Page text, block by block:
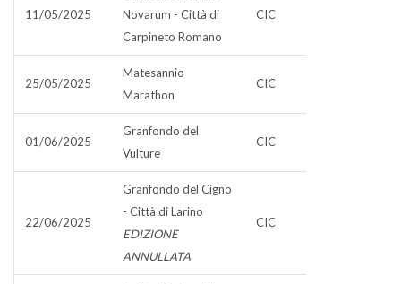
11/05/2025
Novarum - Città di
Carpineto Romano
CIC
25/05/2025
Matesannio
Marathon
CIC
01/06/2025
Granfondo del
Vulture
CIC
22/06/2025
Granfondo del Cigno
- Città di Larino
EDIZIONE
ANNULLATA
CIC